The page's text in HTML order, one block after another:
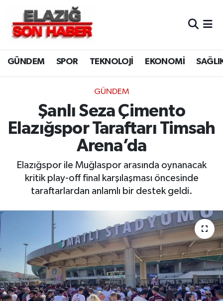
GÜNDEM SPOR TEKNOLOJİ EKONOMİ
GÜNDEM
Şanlı Seza Çimento
Elazığspor Taraftarı Timsah
Arena’da
Elazığspor ile Muğlaspor arasında oynanacak
kritik play-off final karşılaşması öncesinde
taraftarlardan anlamlı bir destek geldi.
CANLI YAYIN
ASAYİŞ
BİLİM VE TEKNOLOJİ
DÜNYA
EĞİTİM
EKONOMİ
ELAZIĞ
GÜNDEM
HABERDE İNSAN
KÜLTÜR-SANAT
Merkez Hava Durumu
Merkez Trafik Yoğunluk Haritası
Süper Lig Puan Durumu ve Fikstür
Tüm Manşetler
Son Dakika Haberleri
Haber Arşivi